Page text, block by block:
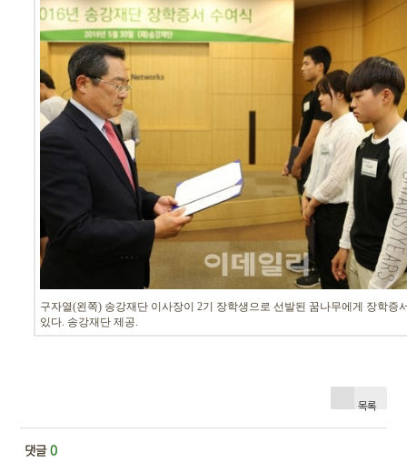
구자열(왼쪽) 송강재단 이사장이 2기 장학생으로 선발된 꿈나무에게 장학증
있다. 송강재단 제공.
목록
댓글0